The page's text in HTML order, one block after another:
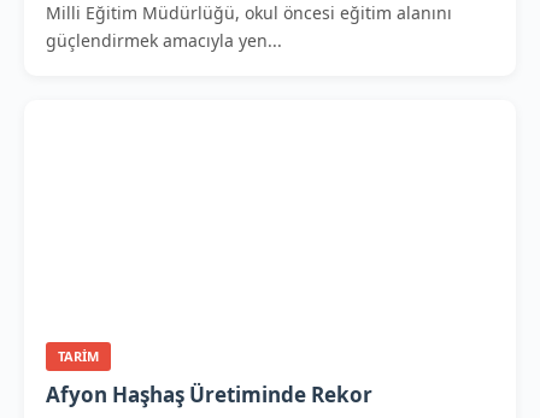
Milli Eğitim Müdürlüğü, okul öncesi eğitim alanını
güçlendirmek amacıyla yen...
TARIM
Afyon Haşhaş Üretiminde Rekor